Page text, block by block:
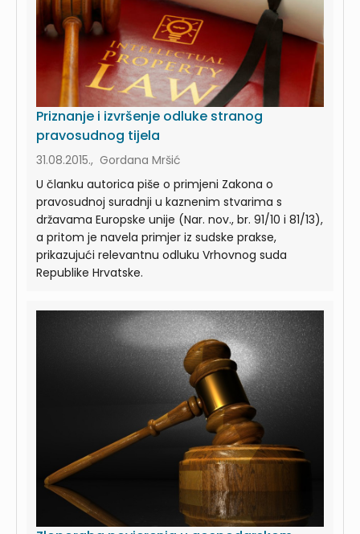
Priznanje i izvršenje odluke stranog
pravosudnog tijela
31.08.2015., Gordana Mršić
U članku autorica piše o primjeni Zakona o
pravosudnoj suradnji u kaznenim stvarima s
državama Europske unije (Nar. nov., br. 91/10 i 81/13),
a pritom je navela primjer iz sudske prakse,
prikazujući relevantnu odluku Vrhovnog suda
Republike Hrvatske.